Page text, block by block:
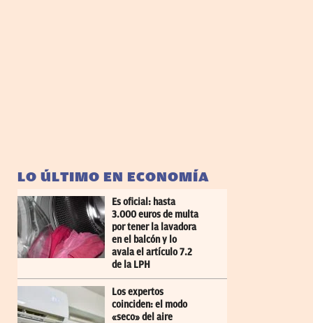
LO ÚLTIMO EN ECONOMÍA
Es oficial: hasta
3.000 euros de multa
por tener la lavadora
en el balcón y lo
avala el artículo 7.2
de la LPH
Los expertos
coinciden: el modo
«seco» del aire